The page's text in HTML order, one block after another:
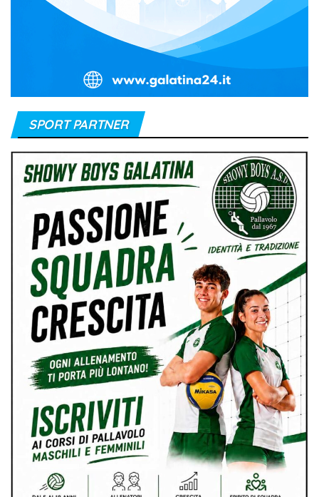
SPORT PARTNER